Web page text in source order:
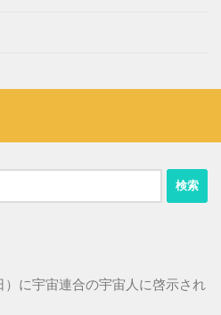
に宇宙連合の宇宙人に啓示され